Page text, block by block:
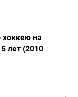
хоккею на
лет (2010